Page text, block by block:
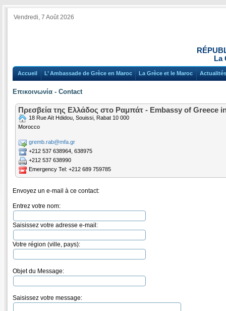
Vendredi, 7 Août 2026
La
Accueil L’ Ambassade de Grèce en Maroc La Grèce et le Maroc Actualités
Επικοινωνία - Contact
Πρεσβεία της Ελλάδος στο Ραμπάτ - Embassy of Greece
18 Rue Aït Hdidou, Souissi, Rabat 10 000
Morocco
gremb.rab@mfa.gr
+212 537 638964, 638975
+212 537 638990
Emergency Tel: +212 689 759785
Envoyez un e-mail à ce contact:
Entrez votre nom:
Saisissez votre adresse e-mail:
Votre région (ville, pays):
Objet du Message:
Saisissez votre message: